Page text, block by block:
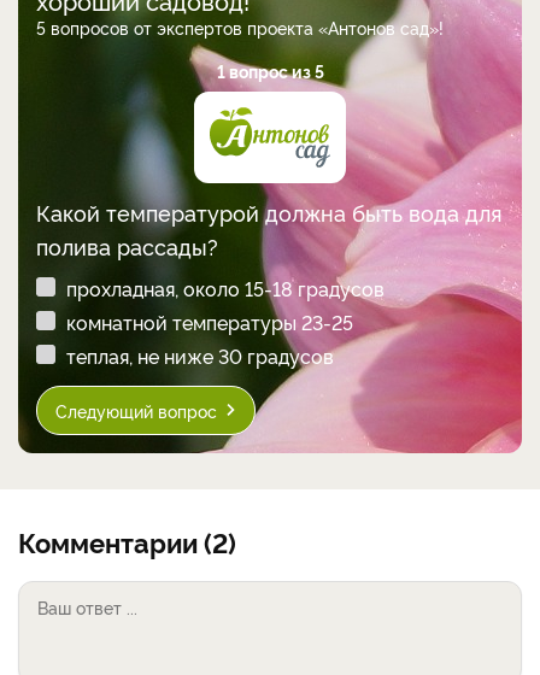
5 вопросов от экспертов проекта «Антонов сад»!
1 вопрос из 5
Какой температурой должна быть вода для
полива рассады?
прохладная, около 15-18 градусов
комнатной температуры 23-25
теплая, не ниже 30 градусов
Следующий вопрос
Комментарии (2)